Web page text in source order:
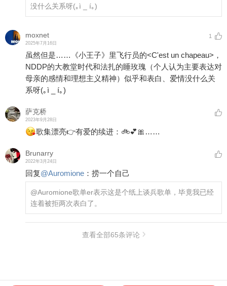
没什么关系呀(｡ì _ í｡)
moxnet
2025年7月16日
1
虽然但是……《小王子》里飞行员的<C'est un chapeau>，
NDDP的大教堂时代和法扎的睡玫瑰（个人认为主要表达对
母亲的感情和理想主义精神）似乎和表白、爱情没什么关
系呀(｡ì _ í｡)
萨克桥
2023年9月28日
歌集漂亮👉有爱的续进：🚲💕🎀……
Brunarry
2022年3月24日
回复@Auromione ： 捞一个自己
@Auromione歌单er表示这是个纸上谈兵歌单，毕竟我已经
连着被拒两次表白了。
查看全部65条评论